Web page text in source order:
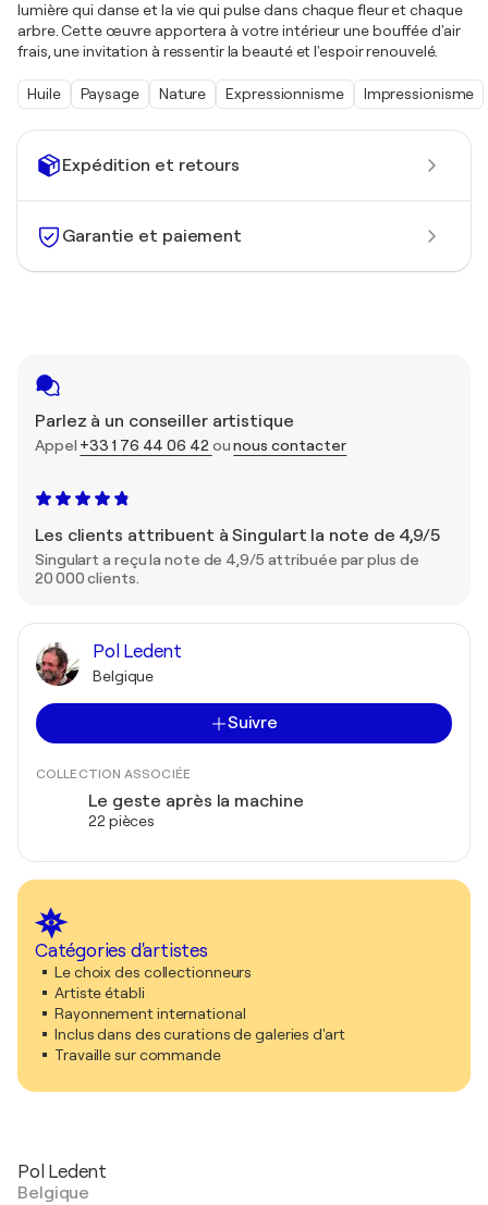
Expédition et retours
Garantie et paiement
Parlez à un conseiller artistique
Appel +33 1 76 44 06 42ounous contacter
Les clients attribuent à Singulart la note de 4,9/5
Singulart a reçu la note de 4,9/5 attribuée par plus de
20 000 clients.
Pol Ledent
Belgique
Suivre
COLLECTION ASSOCIÉE
Le geste après la machine
22 pièces
Catégories d'artistes
Le choix des collectionneurs
Artiste établi
Rayonnement international
Inclus dans des curations de galeries d'art
Travaille sur commande
lumière qui danse et la vie qui pulse dans chaque fleur et chaque
arbre. Cette œuvre apportera à votre intérieur une bouffée d'air
frais, une invitation à ressentir la beauté et l'espoir renouvelé.
Huile Paysage Nature Expressionnisme Impressionisme
Pol Ledent
Belgique